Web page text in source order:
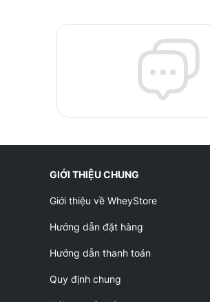
GIỚI THIỆU CHUNG
Giới thiệu về WheyStore
Hướng dẫn đặt hàng
Hướng dẫn thanh toán
Quy định chung